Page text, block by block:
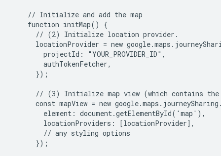
    // Initialize and add the map
    function initMap() {
      // (2) Initialize location provider.
locationProvider = new
        projectId: "YOUR_PROVIDER_ID",
        authTokenFetcher,
      });
// (3) Initialize map view (which contains
const mapView = new
        element: document.getElementById('map'),
        locationProviders: [locationProvider],
        // any styling options
      });